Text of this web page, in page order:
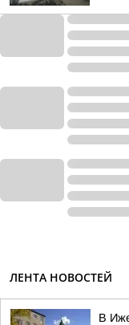
ЛЕНТА НОВОСТЕЙ
В